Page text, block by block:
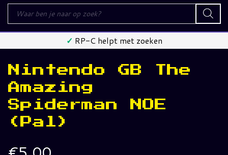
Producten
zoeken
RP-C helpt met zoeken
Nintendo GB The
Amazing
Spiderman NOE
(Pal)